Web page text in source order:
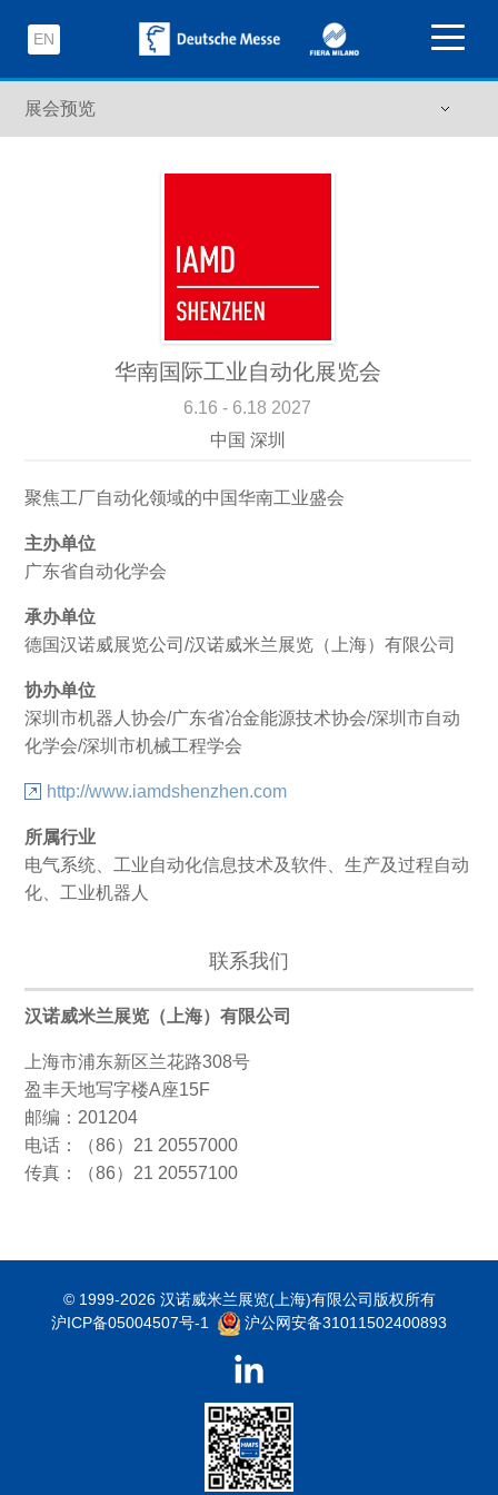
EN
华南国际工业自动化展览会
6.16 - 6.18 2027
中国 深圳
聚焦工厂自动化领域的中国华南工业盛会
主办单位
广东省自动化学会
承办单位
德国汉诺威展览公司/汉诺威米兰展览（上海）有限公司
协办单位
深圳市机器人协会/广东省冶金能源技术协会/深圳市自动
化学会/深圳市机械工程学会
http://www.iamdshenzhen.com
所属行业
电气系统、工业自动化信息技术及软件、生产及过程自动
化、工业机器人
联系我们
汉诺威米兰展览（上海）有限公司
上海市浦东新区兰花路308号
盈丰天地写字楼A座15F
邮编：201204
电话：（86）21 20557000
传真：（86）21 20557100
© 1999-2026 汉诺威米兰展览(上海)有限公司版权所有
沪ICP备05004507号-1
沪公网安备31011502400893